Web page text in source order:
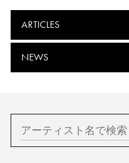
ARTICLES
NEWS